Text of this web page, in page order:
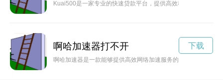
Kuai500是一家专业的快速贷款平台，提供高效稳定的贷款服务
啊哈加速器打不开
啊哈加速器是一款能够提供高效网络加速服务的工具，能够帮
下载